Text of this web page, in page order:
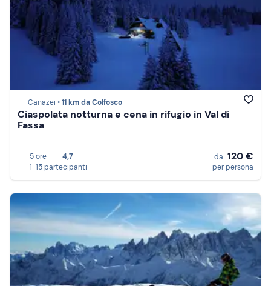
Canazei •11 km da Colfosco
Ciaspolata notturna e cena in rifugio in Val di
Fassa
5 ore
4,7
1-15 partecipanti
da 120 €
per persona